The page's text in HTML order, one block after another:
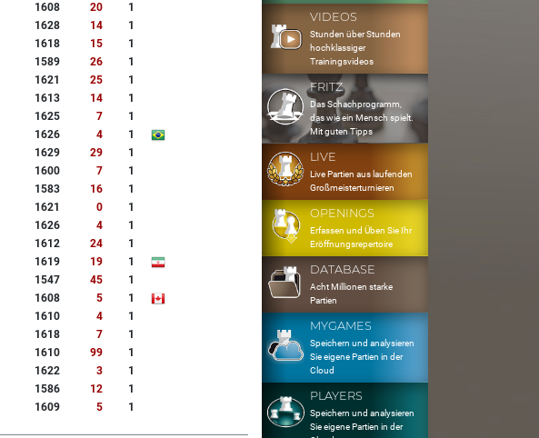
1608 20
1
1628 14
1
1618 15
1
1589 26
1
1621 25
1
1613 14
1
1625 7
1
1626 4
1
1629 29
1
1600 7
1
1583 16
1
1621 0
1
1626 4
1
1612 24
1
1619 19
1
1547 45
1
1608 5
1
1610 4
1
1618 7
1
1610 99
1
1622 3
1
1586 12
1
1609 5 1
VIDEOS
Stunden über Stunden
hochklassiger
Trainingsvideos
FRITZ
Das Schachprogramm,
das wie ein Mensch spielt.
Mit guten Tipps
LIVE
Live Partien aus laufenden
Großmeisterturnieren
OPENINGS
Erfassen und Üben Sie Ihr
Eröffnungsrepertoire
DATABASE
Acht Millionen starke
Partien
MYGAMES
Speichern und analysieren
Sie eigene Partien in der
Cloud
PLAYERS
Speichern und analysieren
Sie eigene Partien in der